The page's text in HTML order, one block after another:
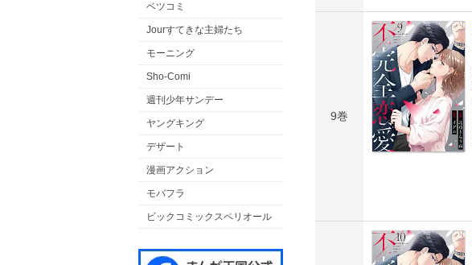
ベツコミ
Jourすてきな主婦たち
モーニング
Sho-Comi
週刊少年サンデー
ヤングキング
デザート
漫画アクション
モバフラ
ビックコミックスペリオール
9巻